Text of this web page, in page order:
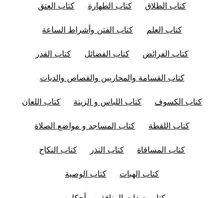
كتاب الطلاق كتاب الطهارة كتاب العتق
كتاب العلم كتاب الفتن وأشراط الساعة
كتاب الفرائض كتاب الفضائل كتاب القدر
كتاب القسامة والمحاربين والقصاص والديات
كتاب الكسوف كتاب اللباس و الزينة كتاب اللعان
كتاب اللقطة كتاب المساجد و مواضع الصلاة
كتاب المساقاة كتاب النذر كتاب النكاح
كتاب الهبات كتاب الوصية